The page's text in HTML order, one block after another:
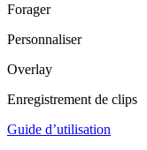
Forager
Personnaliser
Overlay
Enregistrement de clips
Guide d’utilisation